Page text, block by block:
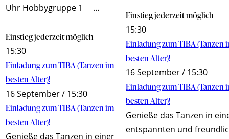
Uhr Hobbygruppe 1 …
Einstieg jederzeit möglich
15:30
Einladung zum TIBA (Tanzen im
besten Alter)!
16 September / 15:30
Einladung zum TIBA (Tanzen im
besten Alter)!
Genieße das Tanzen in einer
Einstieg jederzeit möglich
15:30
Einladung zum TIBA (Tanzen
besten Alter)!
16 September / 15:30
Einladung zum TIBA (Tanzen
besten Alter)!
Genieße das Tanzen in
entspannten und